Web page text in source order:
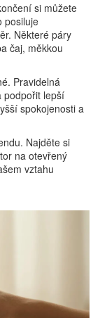
si můžete
posiluje
Některé páry
čaj, měkkou
Pravidelná
podpořit lepší
spokojenosti a
Najděte si
na otevřený
vztahu